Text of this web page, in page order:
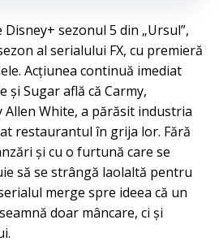
sezonul 5 din „Ursul”,
al serialului FX, cu premieră
Acțiunea continuă imediat
și Sugar află că Carmy,
Allen White, a părăsit industria
restaurantul în grija lor. Fără
și cu o furtună care se
să se strângă laolaltă pentru
merge spre ideea că un
doar mâncare, ci și